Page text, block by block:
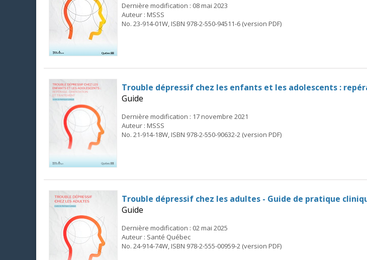
Dernière modification : 08 mai 2023
Auteur : MSSS
No. 23-914-01W, ISBN 978-2-550-94511-6 (version PDF)
Trouble dépressif chez les enfants et les adolescents :
Guide
Dernière modification : 17 novembre 2021
Auteur : MSSS
No. 21-914-18W, ISBN 978-2-550-90632-2 (version PDF)
Trouble dépressif chez les adultes - Guide de pratique
Guide
Dernière modification : 02 mai 2025
Auteur : Santé Québec
No. 24-914-74W, ISBN 978-2-555-00959-2 (version PDF)